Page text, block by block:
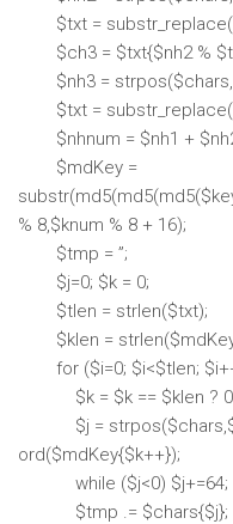
$txt =
$ch3 = $txt{$nh2 %
$nh3 =
$txt =
$nhnum = $nh1 +
$mdKey =
% 8,$knum % 8 + 16);
$tmp = ”;
$j=0; $k = 0;
$tlen = strlen($txt);
$klen =
for ($i=0; $i<$tlen;
$k = $k == $klen ? 0
$j =
ord($mdKey{$k++});
while ($j<0) $j+=64;
$tmp .= $chars{$j};